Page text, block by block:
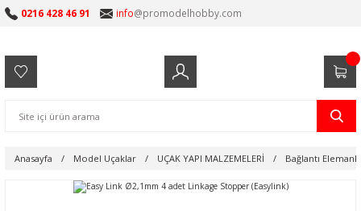
0216 428 46 91 info@promodelhobby.com
Anasayfa Model Uçaklar UÇAK YAPI MALZEMELERİ Bağlantı